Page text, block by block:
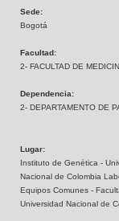
Sede:
Bogotá
Facultad:
2- FACULTAD DE
Dependencia:
2- DEPARTAMENTO DE
Lugar:
Instituto de Genética -
Nacional de Colombia
Equipos Comunes -
Universidad Nacional de